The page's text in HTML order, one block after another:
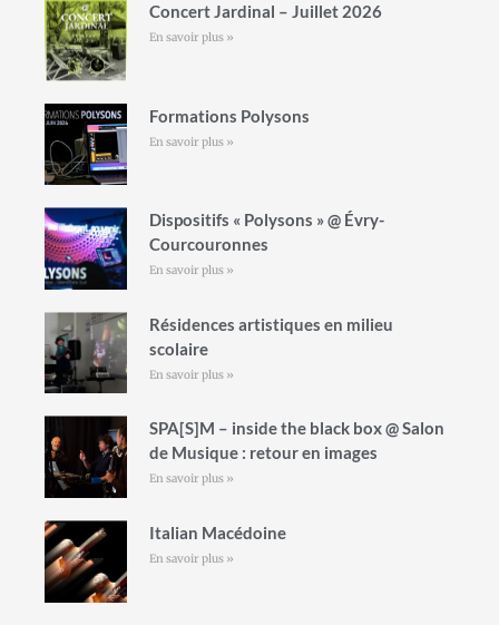
Concert Jardinal – Juillet 2026
En savoir plus »
Formations Polysons
En savoir plus »
Dispositifs « Polysons » @ Évry-
Courcouronnes
En savoir plus »
Résidences artistiques en milieu
scolaire
En savoir plus »
SPA[S]M – inside the black box @ Salon
de Musique : retour en images
En savoir plus »
Italian Macédoine
En savoir plus »